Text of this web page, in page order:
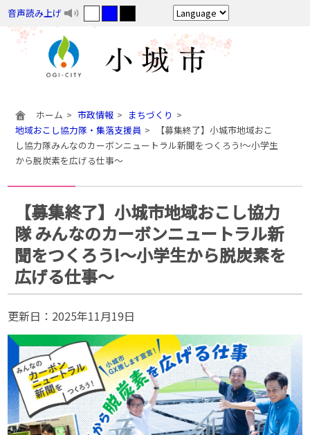
音声読み上げ
ホーム 市政情報
まちづくり
地域おこし協力隊・集落支援員
【募集終了】小城市地域おこ
し協力隊みんなのカーボンニュートラル新聞をつくろう!〜小学生
から脱炭素を広げる仕事〜
【募集終了】小城市地域おこし協力
隊 みんなのカーボンニュートラル新
聞をつくろう!〜小学生から脱炭素を
広げる仕事〜
更新日： 2025年11月19日